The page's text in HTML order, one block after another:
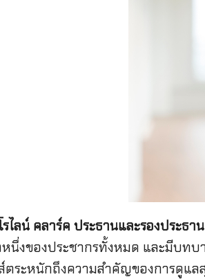
รไลน์ คลาร์ค ประธานและรองประธ
หนึ่งของประชากรทั้งหมด และมีบท
ตระหนักถึงความสำคัญของการดูแ